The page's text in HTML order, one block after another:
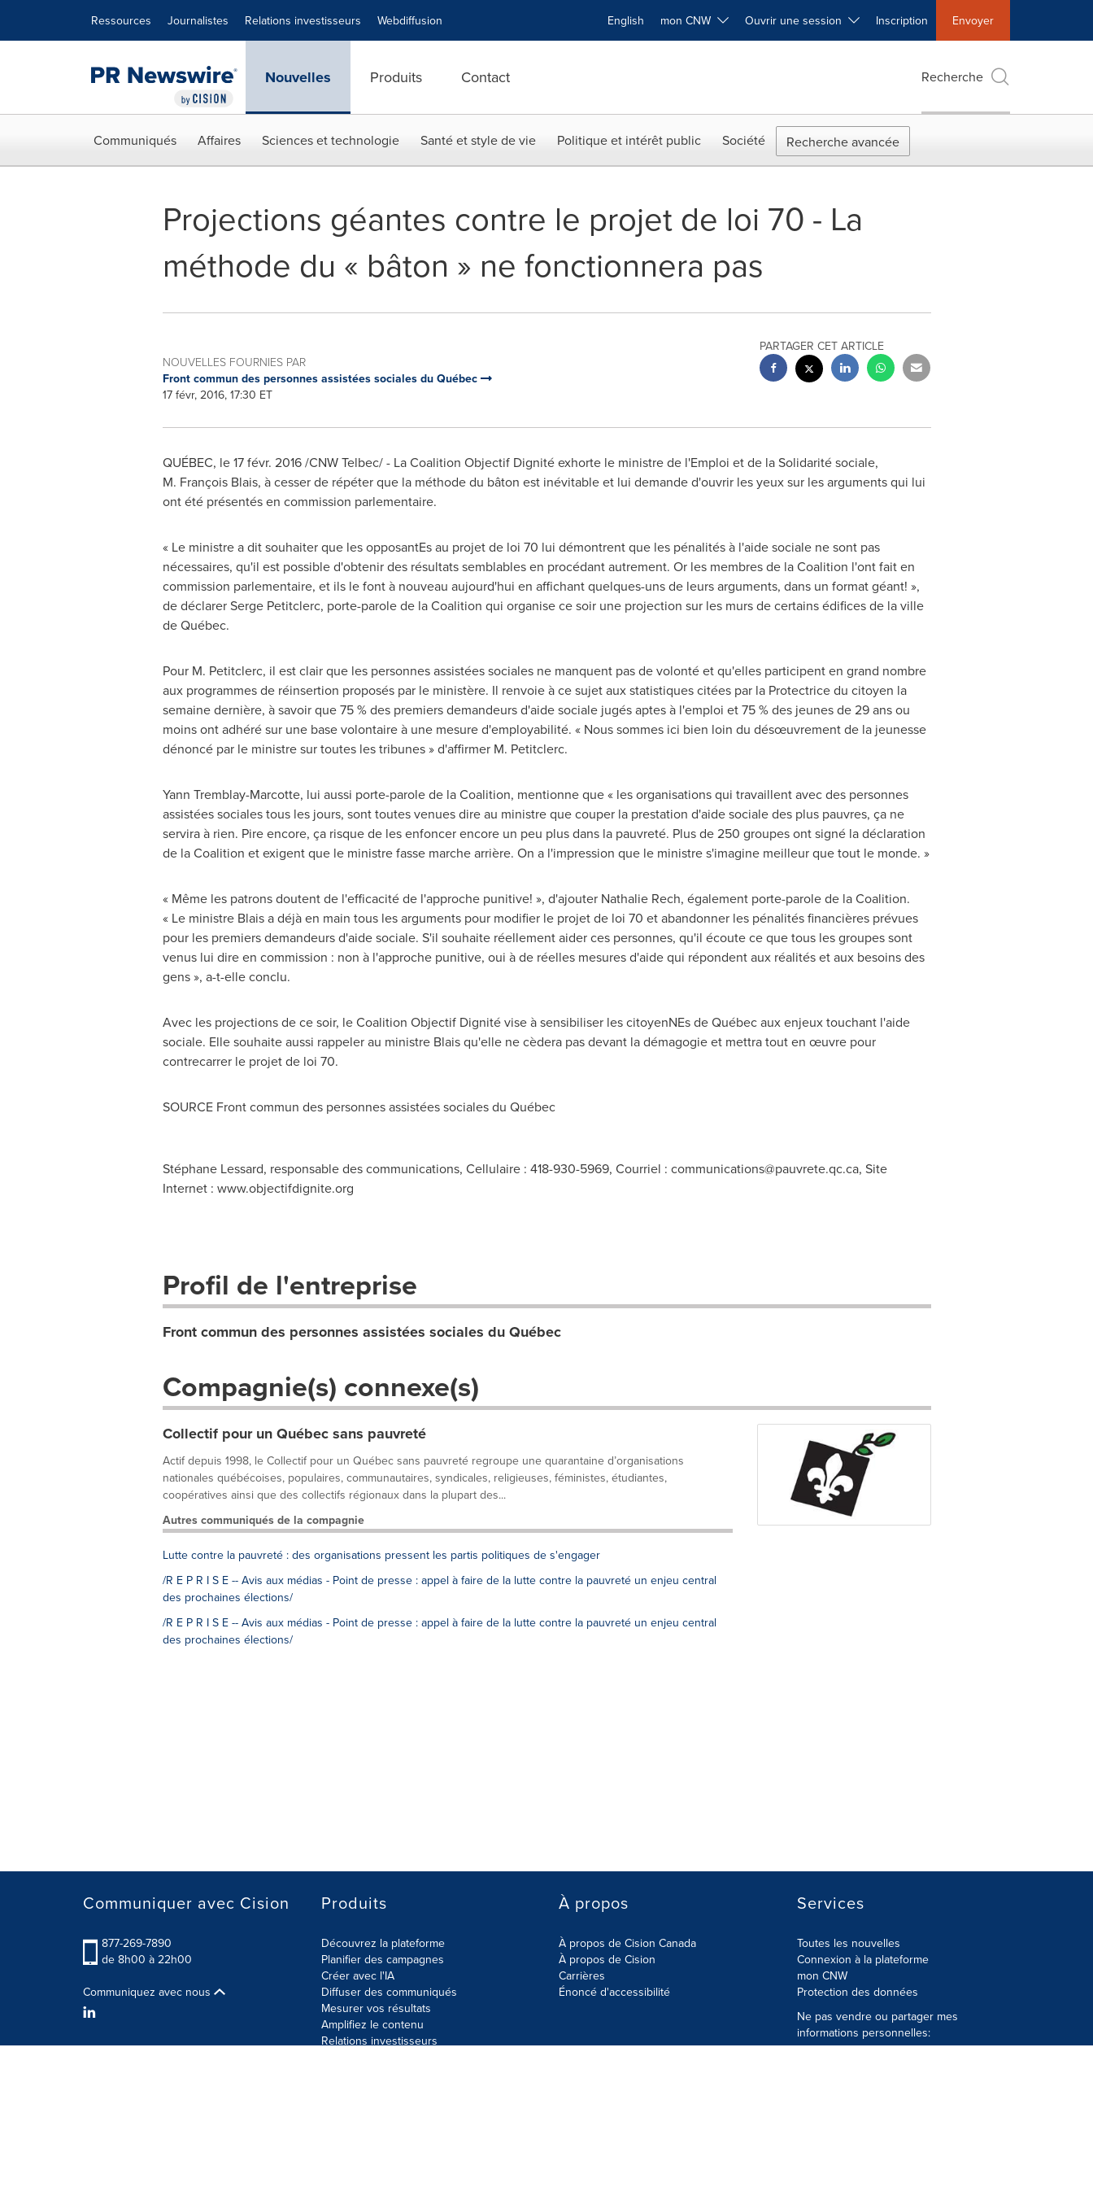
Ressources Journalistes Relations investisseurs Webdiffusion English mon CNW Ouvrir une session Inscription Envoyer
Nouvelles Produits Contact Recherche
Communiqués Affaires Sciences et technologie Santé et style de vie Politique et intérêt public Société Recherche avancée
Projections géantes contre le projet de loi 70 - La
méthode du « bâton » ne fonctionnera pas
NOUVELLES FOURNIES PAR
Front commun des personnes assistées sociales du Québec
17 févr, 2016, 17:30 ET
PARTAGER CET ARTICLE
QUÉBEC, le 17 févr. 2016 /CNW Telbec/ - La Coalition Objectif Dignité exhorte le ministre de l'Emploi et de la Solidarité sociale,
M. François Blais, à cesser de répéter que la méthode du bâton est inévitable et lui demande d'ouvrir les yeux sur les arguments qui lui
ont été présentés en commission parlementaire.
« Le ministre a dit souhaiter que les opposantEs au projet de loi 70 lui démontrent que les pénalités à l'aide sociale ne sont pas
nécessaires, qu'il est possible d'obtenir des résultats semblables en procédant autrement. Or les membres de la Coalition l'ont fait en
commission parlementaire, et ils le font à nouveau aujourd'hui en affichant quelques-uns de leurs arguments, dans un format géant! »,
de déclarerSerge Petitclerc, porte-parole de la Coalition qui organise ce soir une projection sur les murs de certains édifices de la ville
de Québec.
Pour M. Petitclerc, il est clair que les personnes assistées sociales ne manquent pas de volonté et qu'elles participent en grand nombre
aux programmes de réinsertion proposés par le ministère. Il renvoie à ce sujet aux statistiques citées par la Protectrice du citoyen la
semaine dernière, à savoir que 75 % des premiers demandeurs d'aide sociale jugés aptes à l'emploi et 75 % des jeunes de 29 ans ou
moins ont adhéré sur une base volontaire à une mesure d'employabilité. « Nous sommes ici bien loin du désœuvrement de la jeunesse
dénoncé par le ministre sur toutes les tribunes » d'affirmer M. Petitclerc.
Yann Tremblay-Marcotte, lui aussi porte-parole de la Coalition, mentionne que « les organisations qui travaillent avec des personnes
assistées sociales tous les jours, sont toutes venues dire au ministre que couper la prestation d'aide sociale des plus pauvres, ça ne
servira à rien. Pire encore, ça risque de les enfoncer encore un peu plus dans la pauvreté. Plus de 250 groupes ont signé la déclaration
de la Coalition et exigent que le ministre fasse marche arrière. On a l'impression que le ministre s'imagine meilleur que tout le monde. »
« Même les patrons doutent de l'efficacité de l'approche punitive! », d'ajouter Nathalie Rech, également porte-parole de la Coalition.
« Le ministre Blais a déjà en main tous les arguments pour modifier le projet de loi 70 et abandonner les pénalités financières prévues
pour les premiers demandeurs d'aide sociale. S'il souhaite réellement aider ces personnes, qu'il écoute ce que tous les groupes sont
venus lui dire en commission : non à l'approche punitive, oui à de réelles mesures d'aide qui répondent aux réalités et aux besoins des
gens », a-t-elle conclu.
Avec les projections de ce soir, le Coalition Objectif Dignité vise à sensibiliser les citoyenNEs de Québec aux enjeux touchant l'aide
sociale. Elle souhaite aussi rappeler au ministre Blais qu'elle ne cèdera pas devant la démagogie et mettra tout en œuvre pour
contrecarrer le projet de loi 70.
SOURCE Front commun des personnes assistées sociales du Québec
Stéphane Lessard, responsable des communications, Cellulaire : 418-930-5969, Courriel : communications@pauvrete.qc.ca, Site
Internet : www.objectifdignite.org
Profil de l'entreprise
Front commun des personnes assistées sociales du Québec
Compagnie(s) connexe(s)
Collectif pour un Québec sans pauvreté
Actif depuis 1998, le Collectif pour un Québec sans pauvreté regroupe une quarantaine d’organisations
nationales québécoises, populaires, communautaires, syndicales, religieuses, féministes, étudiantes,
coopératives ainsi que des collectifs régionaux dans la plupart des...
Autres communiqués de la compagnie
Lutte contre la pauvreté : des organisations pressent les partis politiques de s'engager
/R E P R I S E -- Avis aux médias - Point de presse : appel à faire de la lutte contre la pauvreté un enjeu central
des prochaines élections/
/R E P R I S E -- Avis aux médias - Point de presse : appel à faire de la lutte contre la pauvreté un enjeu central
des prochaines élections/
Communiquer avec Cision
877-269-7890
de 8h00 à 22h00
Communiquez avec nous
Produits
Découvrez la plateforme
Planifier des campagnes
Créer avec l'IA
Diffuser des communiqués
Mesurer vos résultats
Amplifiez le contenu
Relations investisseurs
À propos
À propos de Cision Canada
À propos de Cision
Carrières
Énoncé d'accessibilité
Services
Toutes les nouvelles
Connexion à la plateforme
mon CNW
Protection des données
Ne pas vendre ou partager mes
informations personnelles: